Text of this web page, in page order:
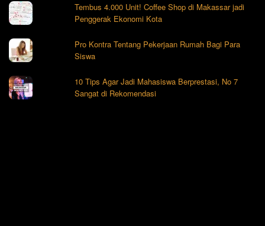
Tembus 4.000 Unit! Coffee Shop di Makassar jadi
Penggerak Ekonomi Kota
Pro Kontra Tentang Pekerjaan Rumah Bagi Para
Siswa
10 Tips Agar Jadi Mahasiswa Berprestasi, No 7
Sangat di Rekomendasi